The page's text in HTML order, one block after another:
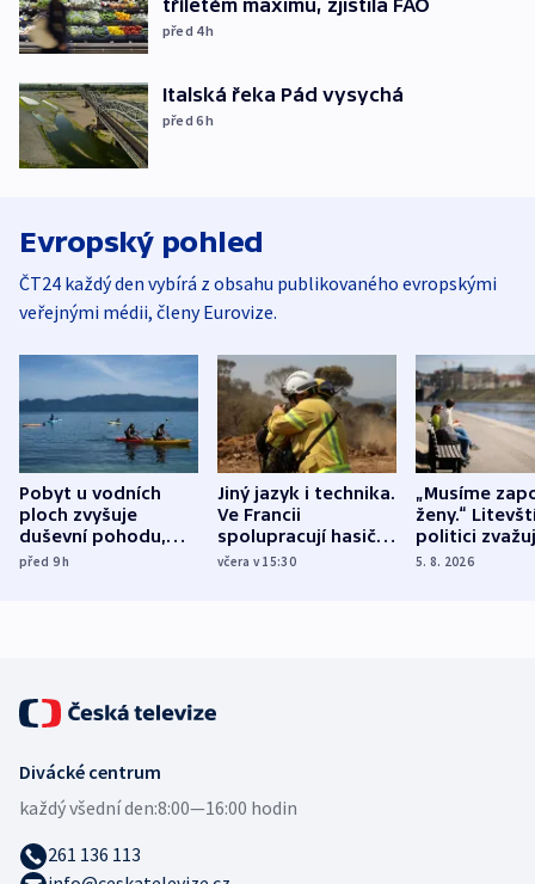
tříletém maximu, zjistila FAO
před 4h
Italská řeka Pád vysychá
před 6h
Evropský pohled
ČT24 každý den vybírá z obsahu publikovaného evropskými
veřejnými médii, členy Eurovize.
Pobyt u vodních
ploch zvyšuje
duševní pohodu,
ukázala
před 9h
Jiný jazyk i technika.
Ve Francii
spolupracují hasiči z
různých zemí
včera v 15:30
„Musíme
ženy.“
politici
dohodu o
5. 8. 2026
Divácké centrum
každý všední den:8:00—16:00 hodin
261 136 113